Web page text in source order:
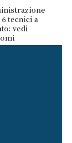
tecnici a
vedi